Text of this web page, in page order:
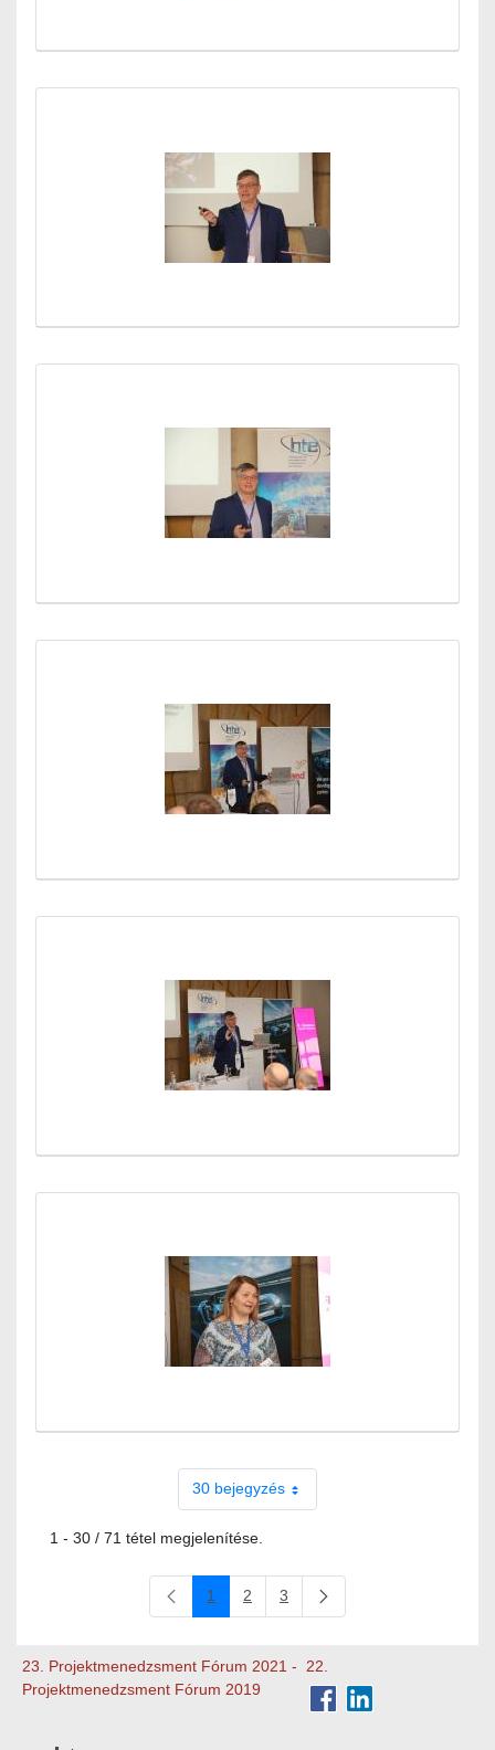
30 bejegyzés
1 - 30 / 71 tétel megjelenítése.
Oldal
1 Oldal
2 Oldal
3
23. Projektmenedzsment Fórum 2021 -
22.
Projektmenedzsment Fórum 2019